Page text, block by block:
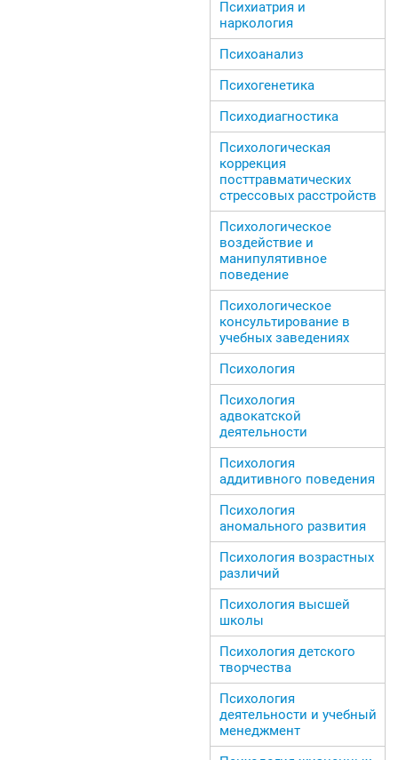
Психиатрия и
наркология
Психоанализ
Психогенетика
Психодиагностика
Психологическая
коррекция
посттравматических
стрессовых расстройств
Психологическое
воздействие и
манипулятивное
поведение
Психологическое
консультирование в
учебных заведениях
Психология
Психология
адвокатской
деятельности
Психология
аддитивного поведения
Психология
аномального развития
Психология возрастных
различий
Психология высшей
школы
Психология детского
творчества
Психология
деятельности и учебный
менеджмент